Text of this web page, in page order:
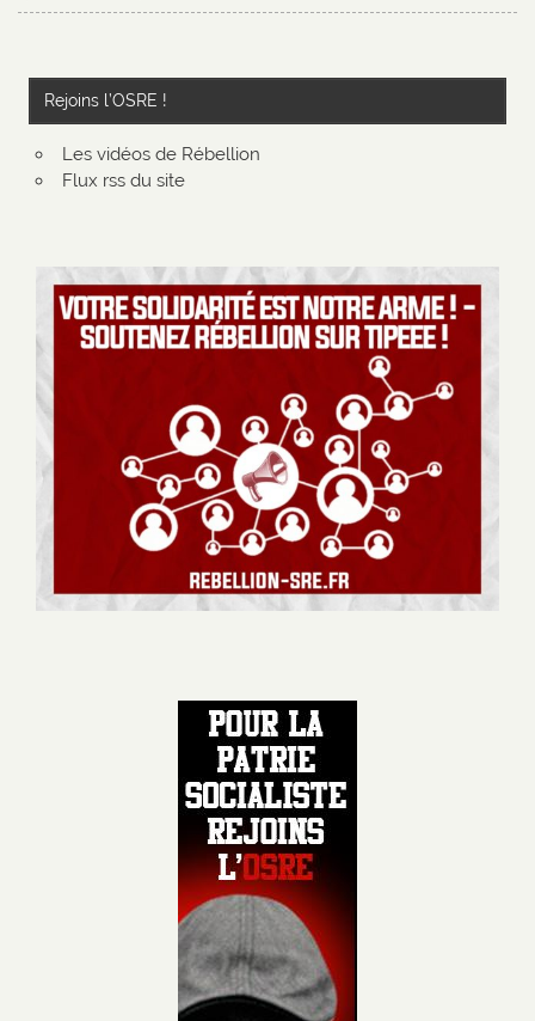
Rejoins l’OSRE !
Les vidéos de Rébellion
Flux rss du site